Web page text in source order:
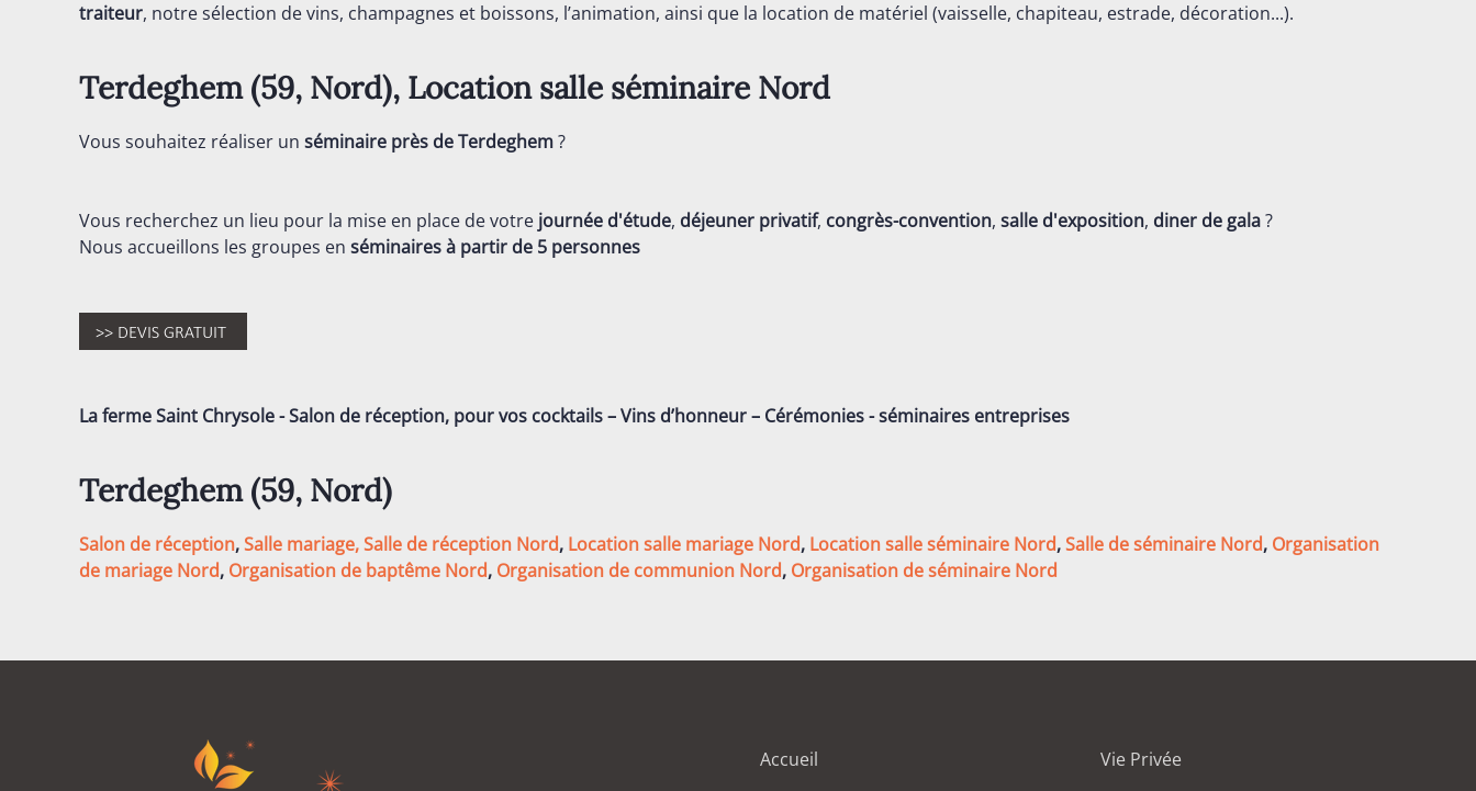
traiteur, notre sélection de vins, champagnes et boissons, l’animation, ainsi que la location de matériel (vaisselle, chapiteau, estrade, décoration...).
Terdeghem (59, Nord), Location salle séminaireNord
Vous souhaitez réaliser un séminaire près de Terdeghem?
Vous recherchez un lieu pour la mise en place de votre journée d'étude, déjeuner privatif, congrès-convention, salle d'exposition, diner de gala?
Nous accueillons les groupes en séminairesà partir de 5 personnes
La ferme Saint Chrysole - Salon de réception, pour vos cocktails – Vins d’honneur – Cérémonies - séminaires entreprises
Terdeghem (59, Nord)
Salon de réception,Salle mariage,Salle de réception Nord, Location salle mariage Nord, Location salle séminaire Nord,Salle de séminaire Nord, Organisation
de mariage Nord, Organisation de baptême Nord, Organisation de communion Nord, Organisation de séminaire Nord
Accueil Vie Privée